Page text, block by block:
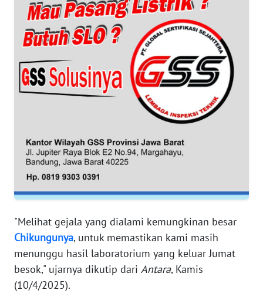
"Melihat gejala yang dialami kemungkinan besar
Chikungunya, untuk memastikan kami masih
menunggu hasil laboratorium yang keluar Jumat
besok," ujarnya dikutip dari Antara, Kamis
(10/4/2025).
WN
PAPUA
BARAT
WN
RIAU
WN
JAMBI
WN
WN
WN
SULTENG